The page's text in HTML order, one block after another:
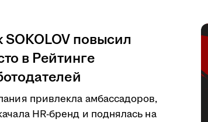
SOKOLOV повысил
в Рейтинге
привлекла амбассадоров,
HR-бренд и поднялась на